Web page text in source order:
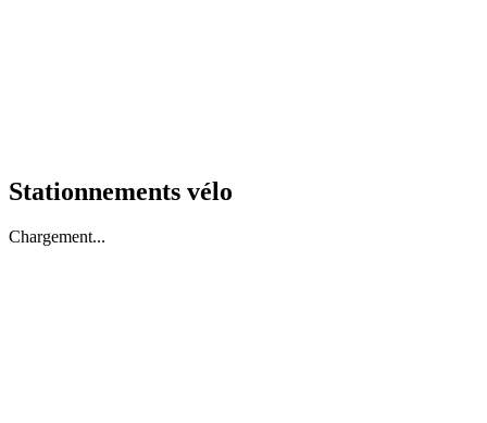
Stationnements vélo
Chargement...